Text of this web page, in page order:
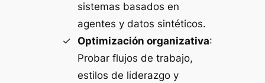
sistemas basados en
agentes y datos sintéticos.
Optimización organizativa:
Probar flujos de trabajo,
estilos de liderazgo y